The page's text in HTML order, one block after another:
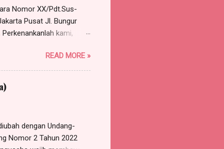
Nomor XX/Pdt.Sus-
Pusat Jl. Bungur
kami,
HP/WA: 0812-8386-
10 Januari 2018,
XX/Pdt.Sus-
Bahwa eksepsi
READ MORE »
dengan Undang-
Nomor 2 Tahun 2022